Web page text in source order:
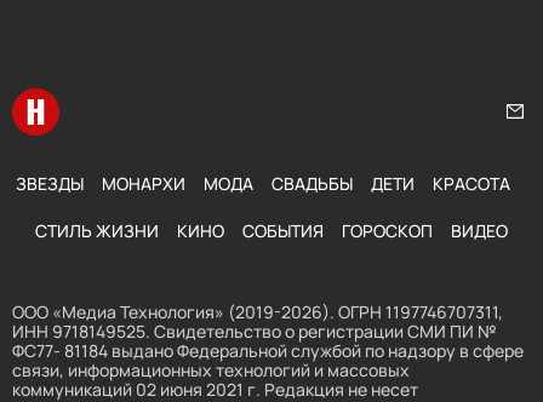
Перейти на главную
ЗВЕЗДЫ МОНАРХИ МОДА СВАДЬБЫ ДЕТИ КРАСОТА
СТИЛЬ ЖИЗНИ КИНО СОБЫТИЯ ГОРОСКОП ВИДЕО
ООО «Медиа Технология» (2019-2026). ОГРН 1197746707311,
ИНН 9718149525. Свидетельство о регистрации СМИ ПИ №
ФС77- 81184 выдано Федеральной службой по надзору в сфере
связи, информационных технологий и массовых
коммуникаций 02 июня 2021 г. Редакция не несет